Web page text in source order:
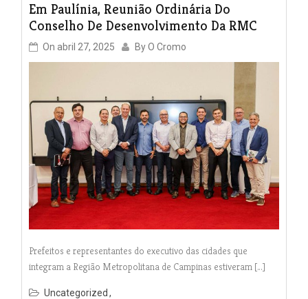
Em Paulínia, Reunião Ordinária Do
Conselho De Desenvolvimento Da RMC
On abril 27, 2025 ByO Cromo
Prefeitos e representantes do executivo das cidades que
integram a Região Metropolitana de Campinas estiveram […]
Uncategorized